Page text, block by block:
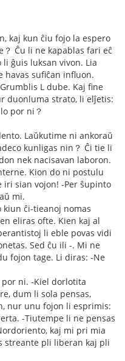
kaj kun ĉiu fojo la espero
Ĉu li ne kapablas fari eĉ
ĝuis luksan vivon. Lia
havas sufiĉan influon.
L dube. Kaj fine
duonluma strato, li elĵetis:
por ni？
Laŭkutime ni ankoraŭ
kunligas nin？ Ĉi tie li
nek nacisavan laboron.
Kion do ni postulu
iri sian vojon! -Per ŝupinto
mi.
kiun ĉi-tieanoj nomas
eliras ofte. Kien kaj al
li eble povas vidi
Sed ĉu ili -. Mi ne
fojon tage. Li diras: -Ne
ni. -Kiel dorlotita
dum li sola pensas,
nur unu fojon li esprimis:
-Tiutempe li ne pensas
kaj mi pri mia
streante pli liberan kaj pli